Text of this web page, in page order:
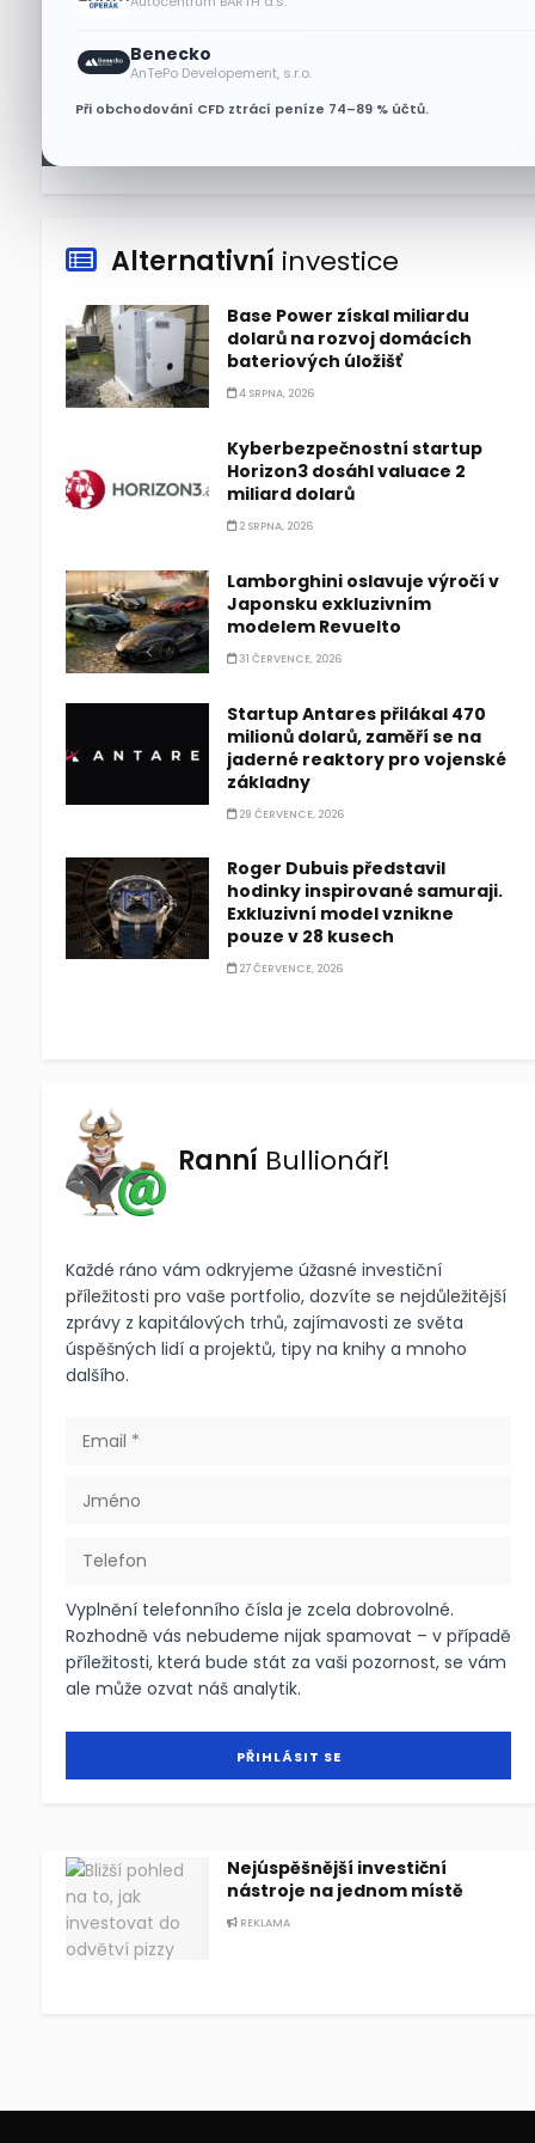
Benecko
AnTePo Developement, s.r.o.
Při obchodování CFD ztrácí peníze 74–89 % účtů.
indexu Nasdaq 100 za čtyři dny
Alternativní investice
Base Power získal miliardu
dolarů na rozvoj domácích
bateriových úložišť
4 SRPNA, 2026
Kyberbezpečnostní startup
Horizon3 dosáhl valuace 2
miliard dolarů
2 SRPNA, 2026
Lamborghini oslavuje výročí v
Japonsku exkluzivním
modelem Revuelto
31 ČERVENCE, 2026
Startup Antares přilákal 470
milionů dolarů, zaměří se na
jaderné reaktory pro vojenské
základny
29 ČERVENCE, 2026
Roger Dubuis představil
hodinky inspirované samuraji.
Exkluzivní model vznikne
pouze v 28 kusech
27 ČERVENCE, 2026
Ranní Bullionář!
Každé ráno vám odkryjeme úžasné investiční
příležitosti pro vaše portfolio, dozvíte se nejdůležitější
zprávy z kapitálových trhů, zajímavosti ze světa
úspěšných lidí a projektů, tipy na knihy a mnoho
dalšího.
Vyplnění telefonního čísla je zcela dobrovolné.
Rozhodně vás nebudeme nijak spamovat – v případě
příležitosti, která bude stát za vaši pozornost, se vám
ale může ozvat náš analytik.
Nejúspěšnější investiční
nástroje na jednom místě
REKLAMA